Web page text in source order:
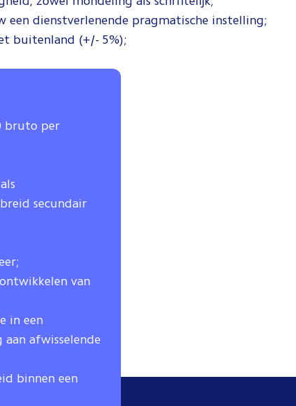
een dienstverlenende pragmatische instelling;
buitenland (+/- 5%);
bruto per
secundair
van
in een
afwisselende
binnen een